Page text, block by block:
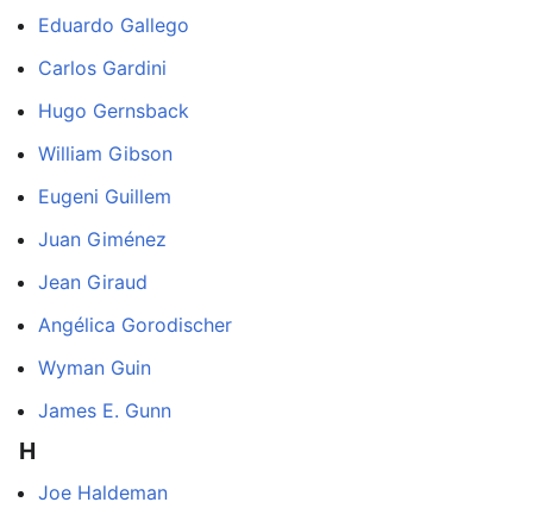
Eduardo Gallego
Carlos Gardini
Hugo Gernsback
William Gibson
Eugeni Guillem
Juan Giménez
Jean Giraud
Angélica Gorodischer
Wyman Guin
James E. Gunn
H
Joe Haldeman